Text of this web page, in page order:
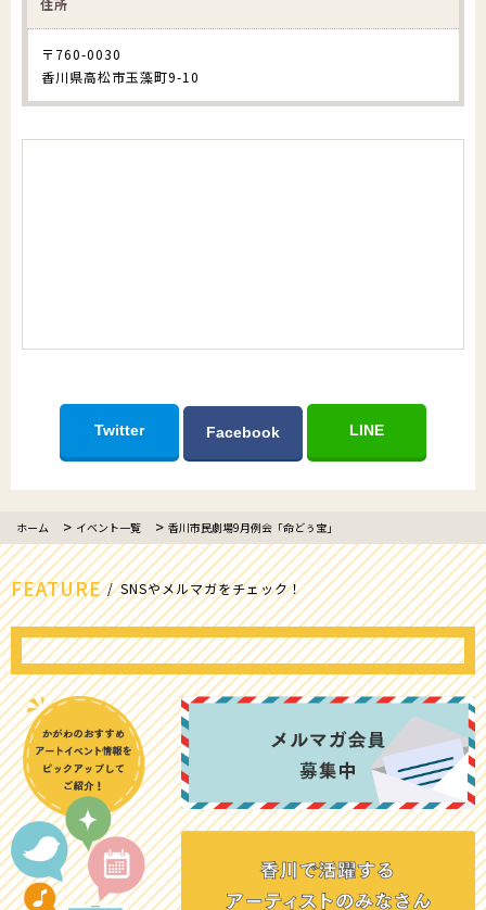
〒760-0030
香川県高松市玉藻町9-10
Twitter Facebook LINE
ホーム イベント一覧 香川市民劇場9月例会「命どぅ宝」
FEATURE SNSやメルマガをチェック！